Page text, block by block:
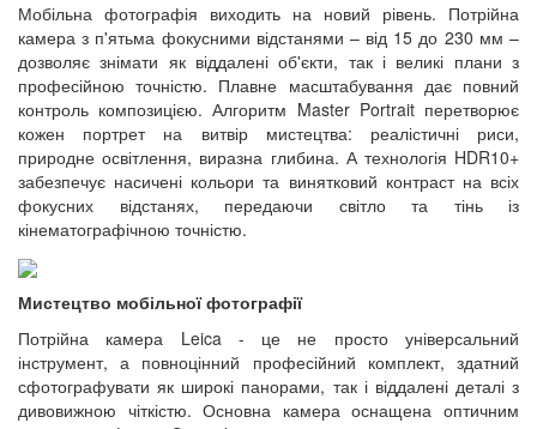
Мобільна фотографія виходить на новий рівень. Потрійна
камера з п'ятьма фокусними відстанями – від 15 до 230 мм –
дозволяє знімати як віддалені об'єкти, так і великі плани з
професійною точністю. Плавне масштабування дає повний
контроль композицією. Алгоритм Master Portrait перетворює
кожен портрет на витвір мистецтва: реалістичні риси,
природне освітлення, виразна глибина. А технологія HDR10+
забезпечує насичені кольори та винятковий контраст на всіх
фокусних відстанях, передаючи світло та тінь із
кінематографічною точністю.
Мистецтво мобільної фотографії
Потрійна камера Leica - це не просто універсальний
інструмент, а повноцінний професійний комплект, здатний
сфотографувати як широкі панорами, так і віддалені деталі з
дивовижною чіткістю. Основна камера оснащена оптичним